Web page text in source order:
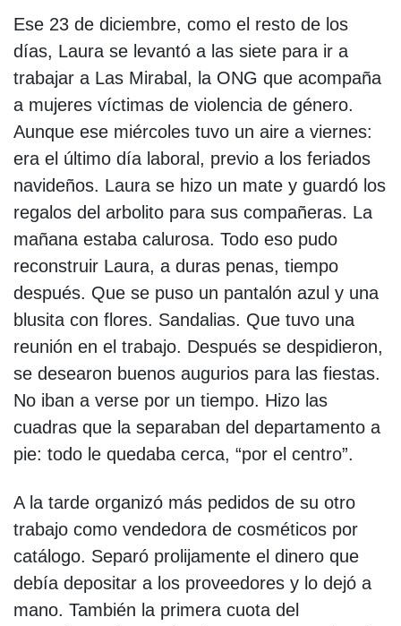
Ese 23 de diciembre, como el resto de los
días, Laura se levantó a las siete para ir a
trabajar a Las Mirabal, la ONG que acompaña
a mujeres víctimas de violencia de género.
Aunque ese miércoles tuvo un aire a viernes:
era el último día laboral, previo a los feriados
navideños. Laura se hizo un mate y guardó los
regalos del arbolito para sus compañeras. La
mañana estaba calurosa. Todo eso pudo
reconstruir Laura, a duras penas, tiempo
después. Que se puso un pantalón azul y una
blusita con flores. Sandalias. Que tuvo una
reunión en el trabajo. Después se despidieron,
se desearon buenos augurios para las fiestas.
No iban a verse por un tiempo. Hizo las
cuadras que la separaban del departamento a
pie: todo le quedaba cerca, “por el centro”.
A la tarde organizó más pedidos de su otro
trabajo como vendedora de cosméticos por
catálogo. Separó prolijamente el dinero que
debía depositar a los proveedores y lo dejó a
mano. También la primera cuota del